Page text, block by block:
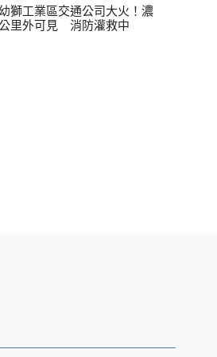
獅工業區交通公司大火！濃
里外可見 消防灌救中